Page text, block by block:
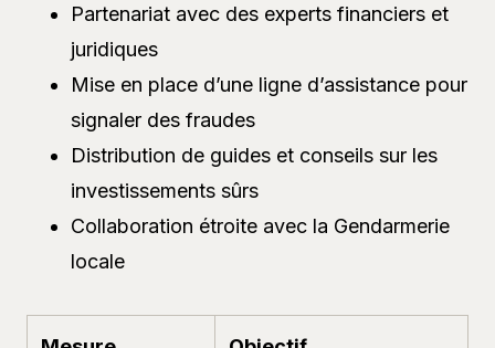
Partenariat avec des experts financiers et
juridiques
Mise en place d’une ligne d’assistance pour
signaler des fraudes
Distribution de guides et conseils sur les
investissements sûrs
Collaboration étroite avec la Gendarmerie
locale